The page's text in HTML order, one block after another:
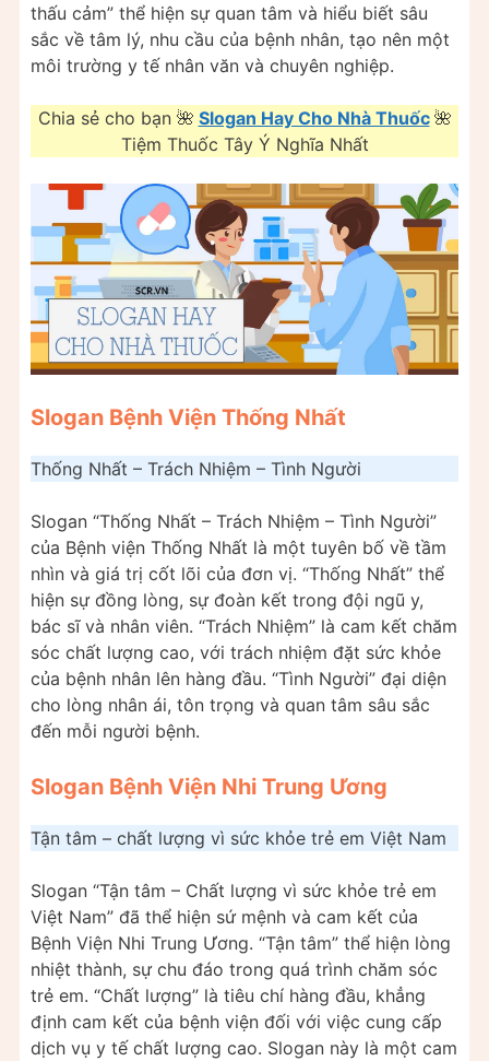
thấu cảm” thể hiện sự quan tâm và hiểu biết sâu
sắc về tâm lý, nhu cầu của bệnh nhân, tạo nên một
môi trường y tế nhân văn và chuyên nghiệp.
Chia sẻ cho bạn 🌺 Slogan Hay Cho Nhà Thuốc 🌺
Tiệm Thuốc Tây Ý Nghĩa Nhất
Slogan Bệnh Viện Thống Nhất
Thống Nhất – Trách Nhiệm – Tình Người
Slogan “Thống Nhất – Trách Nhiệm – Tình Người”
của Bệnh viện Thống Nhất là một tuyên bố về tầm
nhìn và giá trị cốt lõi của đơn vị. “Thống Nhất” thể
hiện sự đồng lòng, sự đoàn kết trong đội ngũ y,
bác sĩ và nhân viên. “Trách Nhiệm” là cam kết chăm
sóc chất lượng cao, với trách nhiệm đặt sức khỏe
của bệnh nhân lên hàng đầu. “Tình Người” đại diện
cho lòng nhân ái, tôn trọng và quan tâm sâu sắc
đến mỗi người bệnh.
Slogan Bệnh Viện Nhi Trung Ương
Tận tâm – chất lượng vì sức khỏe trẻ em Việt Nam
Slogan “Tận tâm – Chất lượng vì sức khỏe trẻ em
Việt Nam” đã thể hiện sứ mệnh và cam kết của
Bệnh Viện Nhi Trung Ương. “Tận tâm” thể hiện lòng
nhiệt thành, sự chu đáo trong quá trình chăm sóc
trẻ em. “Chất lượng” là tiêu chí hàng đầu, khẳng
định cam kết của bệnh viện đối với việc cung cấp
dịch vụ y tế chất lượng cao. Slogan này là một cam